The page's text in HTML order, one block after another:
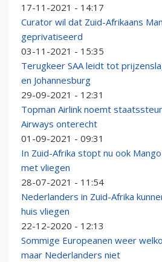
17-11-2021 - 14:17
Curator wil dat Zuid-Afrikaans
geprivatiseerd
03-11-2021 - 15:35
Terugkeer SAA leidt tot
en Johannesburg
29-09-2021 - 12:31
Topman Airlink noemt
Airways onterecht
01-09-2021 - 09:31
In Zuid-Afrika stopt nu ook Mango
met vliegen
28-07-2021 - 11:54
Nederlanders in Zuid-Afrika
huis vliegen
22-12-2020 - 12:13
Sommige Europeanen weer
maar Nederlanders niet